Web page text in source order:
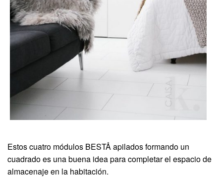
Estos cuatro módulos BESTÅ apilados formando un
cuadrado es una buena idea para completar el espacio de
almacenaje en la habitación.